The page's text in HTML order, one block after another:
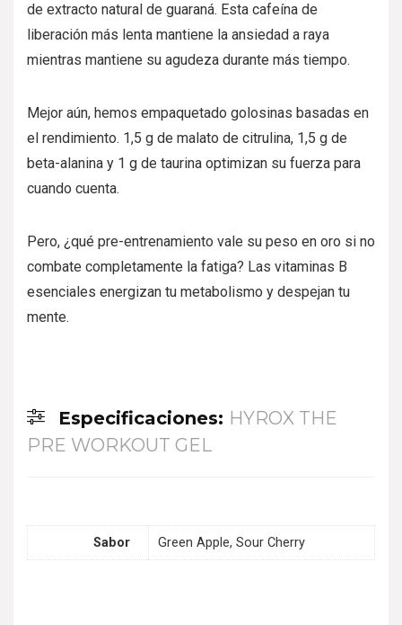
de extracto natural de guaraná. Esta cafeína de
liberación más lenta mantiene la ansiedad a raya
mientras mantiene su agudeza durante más tiempo.
Mejor aún, hemos empaquetado golosinas basadas en
el rendimiento. 1,5 g de malato de citrulina, 1,5 g de
beta-alanina y 1 g de taurina optimizan su fuerza para
cuando cuenta.
Pero, ¿qué pre-entrenamiento vale su peso en oro si no
combate completamente la fatiga? Las vitaminas B
esenciales energizan tu metabolismo y despejan tu
mente.
Especificaciones: HYROX THE
PRE WORKOUT GEL
Sabor Green Apple, Sour Cherry